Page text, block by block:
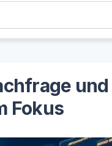
und
Fokus